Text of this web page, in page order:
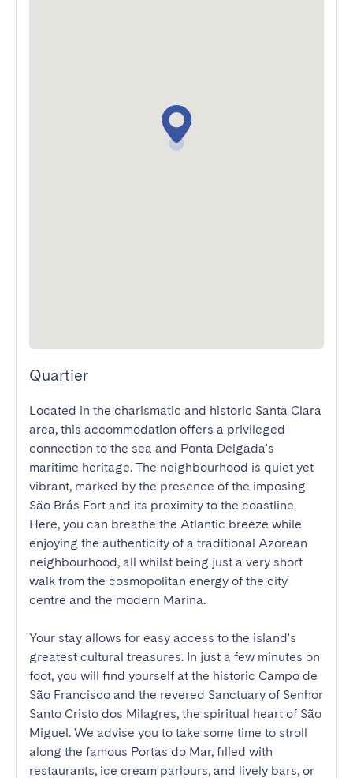
Quartier
Located in the charismatic and historic Santa Clara
area, this accommodation offers a privileged
connection to the sea and Ponta Delgada's
maritime heritage. The neighbourhood is quiet yet
vibrant, marked by the presence of the imposing
São Brás Fort and its proximity to the coastline.
Here, you can breathe the Atlantic breeze while
enjoying the authenticity of a traditional Azorean
neighbourhood, all whilst being just a very short
walk from the cosmopolitan energy of the city
centre and the modern Marina.
Your stay allows for easy access to the island's
greatest cultural treasures. In just a few minutes on
foot, you will find yourself at the historic Campo de
São Francisco and the revered Sanctuary of Senhor
Santo Cristo dos Milagres, the spiritual heart of São
Miguel. We advise you to take some time to stroll
along the famous Portas do Mar, filled with
restaurants, ice cream parlours, and lively bars, or